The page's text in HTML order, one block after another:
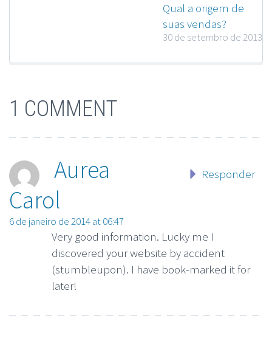
Qual a origem de
suas vendas?
30 de setembro de 2013
1 COMMENT
Aurea
Carol
6 de janeiro de 2014 at 06:47
Responder
Very good information. Lucky me I
discovered your website by accident
(stumbleupon). I have book-marked it for
later!